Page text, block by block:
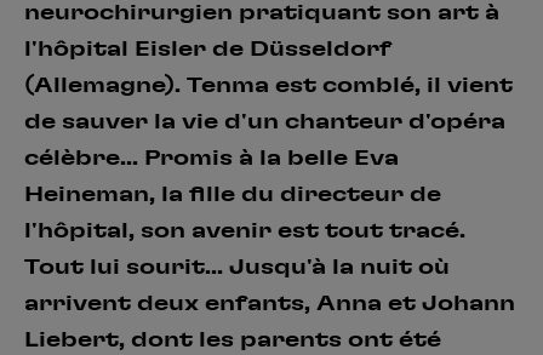
neurochirurgien pratiquant son art à
l'hôpital Eisler de Düsseldorf
(Allemagne). Tenma est comblé, il vient
de sauver la vie d'un chanteur d'opéra
célèbre... Promis à la belle Eva
Heineman, la fille du directeur de
l'hôpital, son avenir est tout tracé.
Tout lui sourit... Jusqu'à la nuit où
arrivent deux enfants, Anna et Johann
Liebert, dont les parents ont été